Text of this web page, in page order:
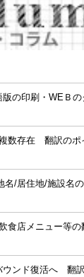
の印刷・WEＢの
数存在 翻訳のポ
名/居住地/施設名
食店メニュー等の
ウンド復活へ 翻